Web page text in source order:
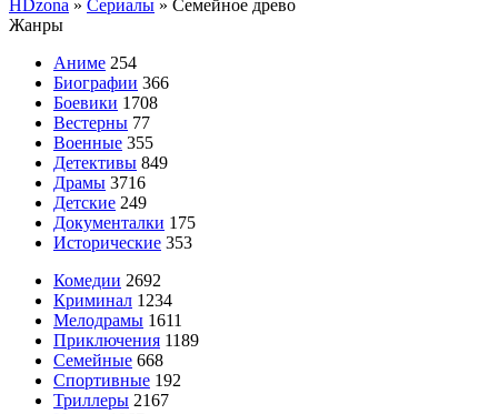
HDzona » Сериалы » Семейное древо
Жанры
Аниме 254
Биографии 366
Боевики 1708
Вестерны 77
Военные 355
Детективы 849
Драмы 3716
Детские 249
Документалки 175
Исторические 353
Комедии 2692
Криминал 1234
Мелодрамы 1611
Приключения 1189
Семейные 668
Спортивные 192
Триллеры 2167